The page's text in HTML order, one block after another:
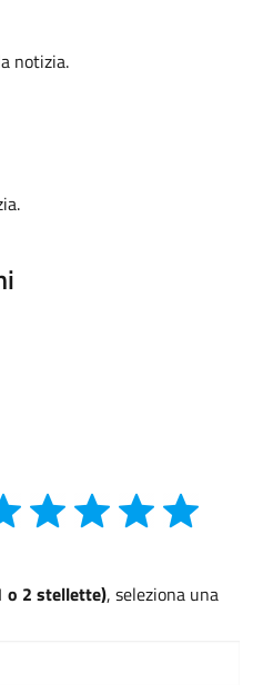
notizia.
o 2 stellette), seleziona una